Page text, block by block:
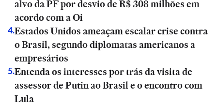
alvo da PF por desvio de R$ 308 milhões em
acordo com a Oi
4.Estados Unidos ameaçam escalar crise contra
o Brasil, segundo diplomatas americanos a
empresários
5.Entenda os interesses por trás da visita de
assessor de Putin ao Brasil e o encontro com
Lula